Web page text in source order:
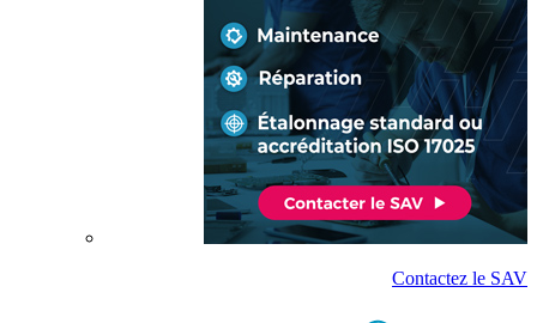
Contactez le SAV